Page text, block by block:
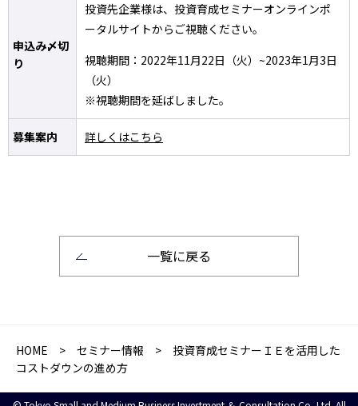
申込み〆切
り
投資先企業様は、投資育成セミナーオンラインポ
ータルサイトからご視聴ください。
視聴期間：2022年11月22日（火）~2023年1月3日
（火）
※視聴期間を延ばしました。
募集案内 詳しくはこちら
一覧に戻る
HOME > セミナー情報 > 投資育成セミナーＩＥを活用した
コストダウンの進め方